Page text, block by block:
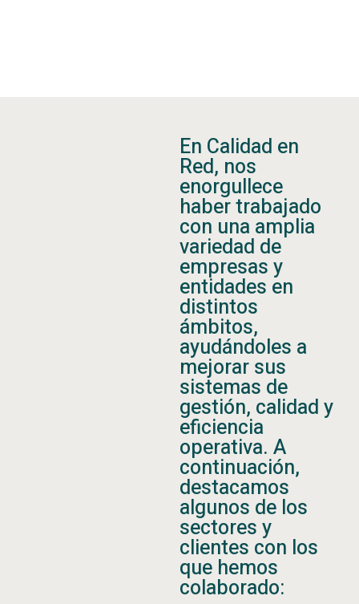
En Calidad en
Red, nos
enorgullece
haber trabajado
con una amplia
variedad de
empresas y
entidades en
distintos
ámbitos,
ayudándoles a
mejorar sus
sistemas de
gestión, calidad y
eficiencia
operativa. A
continuación,
destacamos
algunos de los
sectores y
clientes con los
que hemos
colaborado: